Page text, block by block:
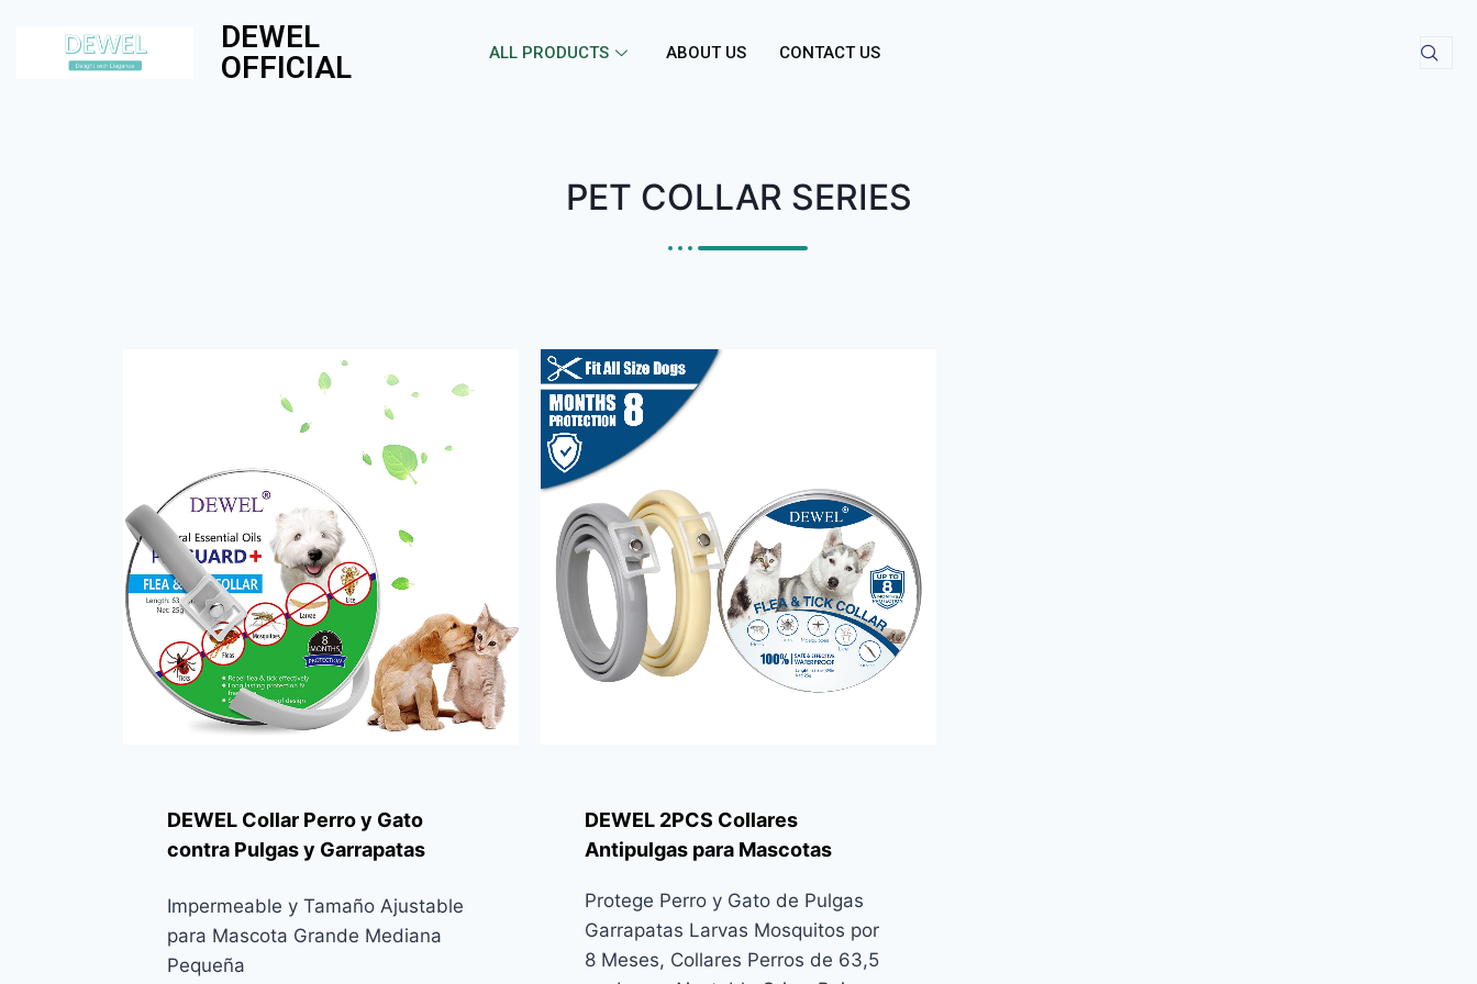
DEWEL
OFFICIAL
ALL PRODUCTS ABOUT US CONTACT US
PET COLLAR SERIES
DEWEL Collar Perro y Gato
contra Pulgas y Garrapatas
Impermeable y Tamaño Ajustable
para Mascota Grande Mediana
Pequeña
DEWEL 2PCS Collares
Antipulgas para Mascotas
Protege Perro y Gato de Pulgas
Garrapatas Larvas Mosquitos por
8 Meses, Collares Perros de 63,5